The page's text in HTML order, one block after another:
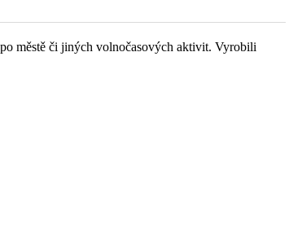
městě či jiných volnočasových aktivit. Vyrobili